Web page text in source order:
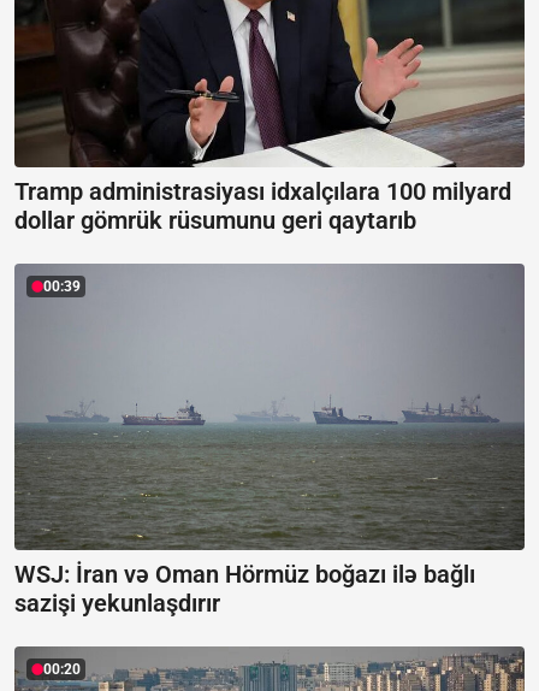
Tramp administrasiyası idxalçılara 100 milyard
dollar gömrük rüsumunu geri qaytarıb
00:39
WSJ: İran və Oman Hörmüz boğazı ilə bağlı
sazişi yekunlaşdırır
00:20